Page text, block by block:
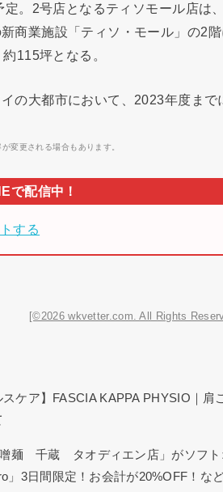
定。2号店となるティソモール店は
商業施設「ティソ・モール」の2
115坪となる。
の大都市において、2023年度まで
変更される場合もあります。
する
[©2026 wkvetter.com. All Rights
スケア】FASCIA KAPPA PHYSIO｜
噌麺 千蔵 タオディエン店」がソフト
」3日間限定！お会計が20%OFF！な